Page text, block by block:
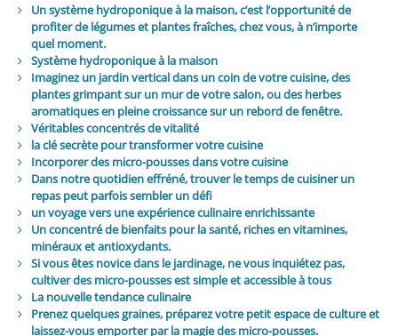
Un système hydroponique à la maison, c’est l’opportunité de
profiter de légumes et plantes fraîches, chez vous, à n’importe
quel moment.
Système hydroponique à la maison
Imaginez un jardin vertical dans un coin de votre cuisine, des
plantes grimpant sur un mur de votre salon, ou des herbes
aromatiques en pleine croissance sur un rebord de fenêtre.
Véritables concentrés de vitalité
la clé secrète pour transformer votre cuisine
Incorporer des micro-pousses dans votre cuisine
Dans notre quotidien effréné, trouver le temps de cuisiner un
repas peut parfois sembler un défi
un voyage vers une expérience culinaire enrichissante
Un concentré de bienfaits pour la santé, riches en vitamines,
minéraux et antioxydants.
Si vous êtes novice dans le jardinage, ne vous inquiétez pas,
cultiver des micro-pousses est simple et accessible à tous
La nouvelle tendance culinaire
Prenez quelques graines, préparez votre petit espace de culture et
laissez-vous emporter par la magie des micro-pousses.